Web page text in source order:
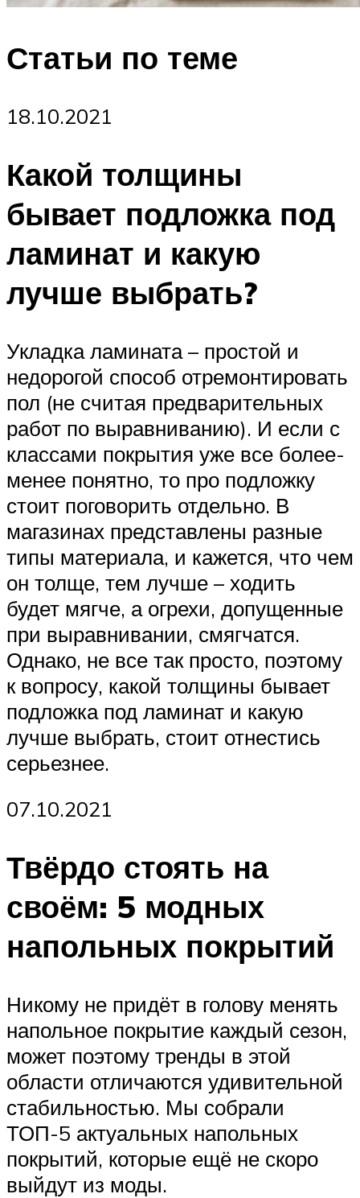
Статьи по теме
18.10.2021
Какой толщины
бывает подложка под
ламинат и какую
лучше выбрать?
Укладка ламината – простой и
недорогой способ отремонтировать
пол (не считая предварительных
работ по выравниванию). И если с
классами покрытия уже все более-
менее понятно, то про подложку
стоит поговорить отдельно. В
магазинах представлены разные
типы материала, и кажется, что чем
он толще, тем лучше – ходить
будет мягче, а огрехи, допущенные
при выравнивании, смягчатся.
Однако, не все так просто, поэтому
к вопросу, какой толщины бывает
подложка под ламинат и какую
лучше выбрать, стоит отнестись
серьезнее.
07.10.2021
Твёрдо стоять на
своём: 5 модных
напольных покрытий
Никому не придёт в голову менять
напольное покрытие каждый сезон,
может поэтому тренды в этой
области отличаются удивительной
стабильностью. Мы собрали
ТОП-5 актуальных напольных
покрытий, которые ещё не скоро
выйдут из моды.